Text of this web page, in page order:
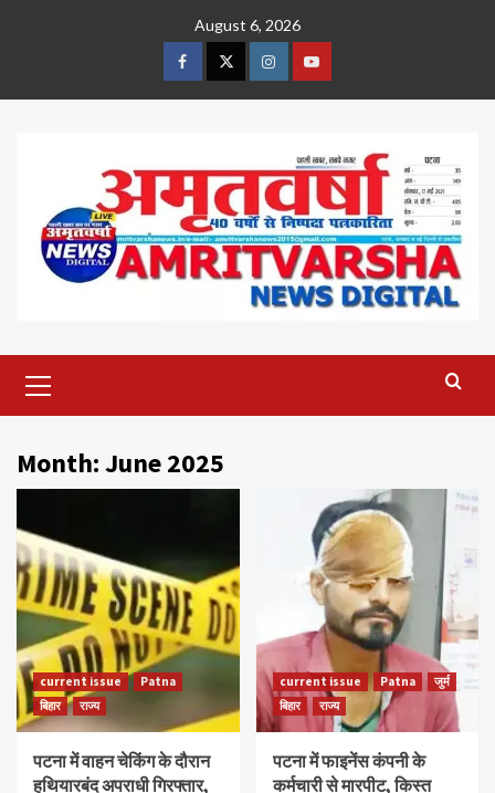
August 6, 2026
FacebookTwitterInstagramYoutube
Menu
Month:June 2025
current issue
Patna
बिहार
राज्य
पटना में वाहन चेकिंग के दौरान
हथियारबंद अपराधी गिरफ्तार,
current issue Patna
जुर्म
बिहार
राज्य
पटना में फाइनेंस कंपनी के
कर्मचारी से मारपीट, किस्त